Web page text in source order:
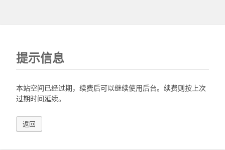
提示信息
本站空间已经过期，续费后可以继续使用后台。续费则按上次
过期时间延续。
返回